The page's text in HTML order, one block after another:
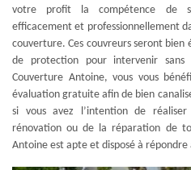
votre profit la compétence de
efficacement et professionnellement
couverture. Ces couvreurs seront bien
de protection pour intervenir sans
Couverture Antoine, vous vous
évaluation gratuite afin de bien
si vous avez l’intention de
rénovation ou de la réparation de
Antoine est apte et disposé à répondre